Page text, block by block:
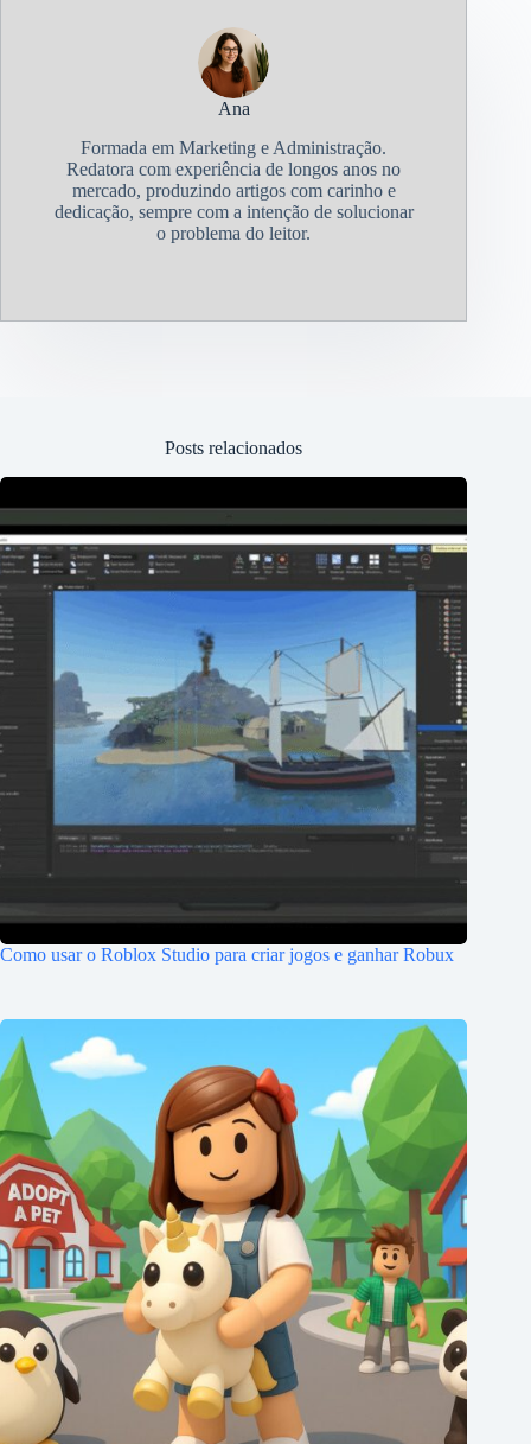
Ana
Formada em Marketing e Administração.
Redatora com experiência de longos anos no
mercado, produzindo artigos com carinho e
dedicação, sempre com a intenção de solucionar
o problema do leitor.
Posts relacionados
Como usar o Roblox Studio para criar jogos e ganhar Robux